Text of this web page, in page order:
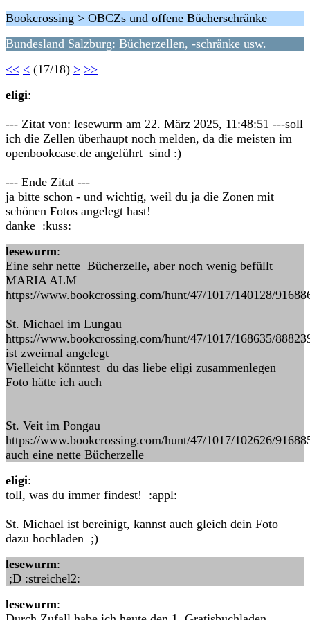
Bookcrossing > OBCZs und offene Bücherschränke
Bundesland Salzburg: Bücherzellen, -schränke usw.
<< < (17/18) > >>
eligi:
--- Zitat von: lesewurm am 22. März 2025, 11:48:51 ---soll
ich die Zellen überhaupt noch melden, da die meisten im
openbookcase.de angeführt sind :)
--- Ende Zitat ---
ja bitte schon - und wichtig, weil du ja die Zonen mit
schönen Fotos angelegt hast!
danke :kuss:
lesewurm:
Eine sehr nette Bücherzelle, aber noch wenig befüllt
MARIA ALM
https://www.bookcrossing.com/hunt/47/1017/140128/
St. Michael im Lungau
https://www.bookcrossing.com/hunt/47/1017/168635/
ist zweimal angelegt
Vielleicht könntest du das liebe eligi zusammenlegen
Foto hätte ich auch
St. Veit im Pongau
https://www.bookcrossing.com/hunt/47/1017/102626/
auch eine nette Bücherzelle
eligi:
toll, was du immer findest! :appl:
St. Michael ist bereinigt, kannst auch gleich dein Foto
dazu hochladen ;)
lesewurm:
;D :streichel2:
lesewurm: